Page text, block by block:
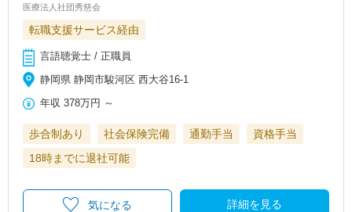
医療法人社団秀慈会
転職支援サービス経由
言語聴覚士 / 正職員
静岡県 静岡市駿河区 西大谷16-1
年収 378万円 ～
歩合制あり 社会保険完備 通勤手当
資格手当
18時までに退社可能
詳細を見る
気になる